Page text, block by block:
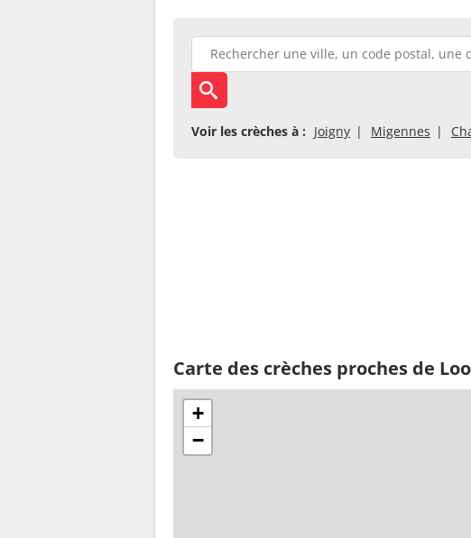
Voir les crèches à : Joigny Migennes
Carte des crèches proches de
+
−